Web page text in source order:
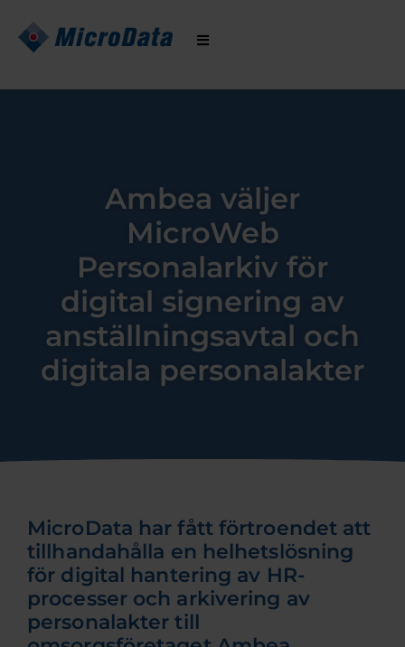
innehåll
Ambea väljer
MicroWeb
Personalarkiv för
digital signering av
anställningsavtal och
digitala personalakter
MicroData har fått förtroendet att
tillhandahålla en helhetslösning
för digital hantering av HR-
processer och arkivering av
personalakter till